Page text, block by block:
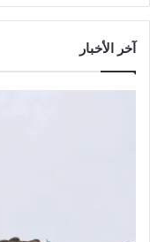
آخر الأخبار